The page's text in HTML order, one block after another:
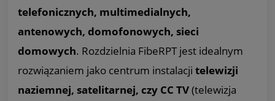
telefonicznych, multimedialnych,
antenowych, domofonowych, sieci
domowych. Rozdzielnia FibeRPT jest idealnym
rozwiązaniem jako centrum instalacji telewizji
naziemnej, satelitarnej, czy CC TV(telewizja